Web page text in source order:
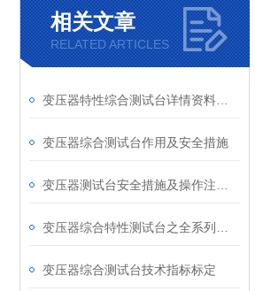
相关文章
RELATED ARTICLES
变压器综合测试台作用及安全措施
变压器综合测试台技术指标标定